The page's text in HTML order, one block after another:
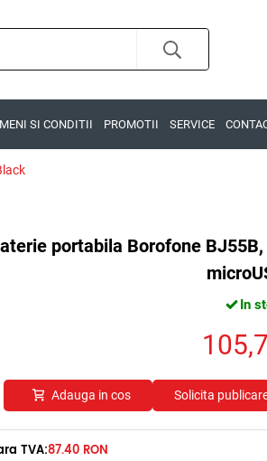
SI CONDITII PROMOTII SERVICE
portabila Borofone
In
Adauga in cos Solicita
TVA:87.40 RON